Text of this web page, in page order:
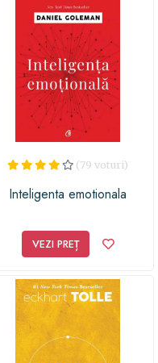
(79 voturi)
Inteligenta emotionala
VEZI PREȚ